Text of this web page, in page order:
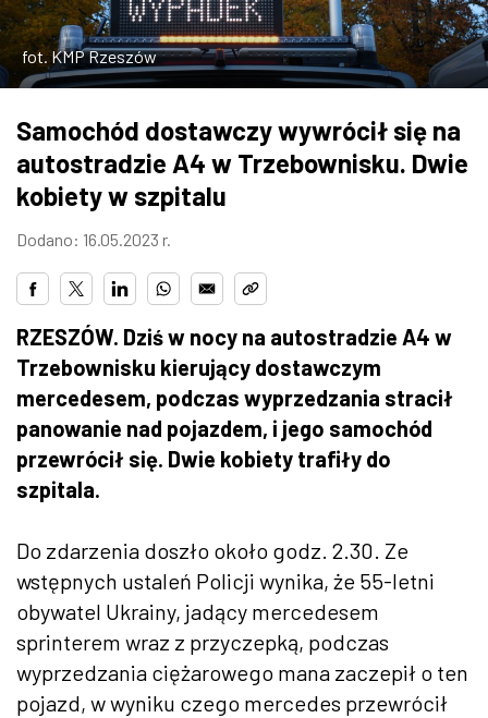
ZDJĘCIA
W RZESZOWIE
fot. KMP Rzeszów
Samochód dostawczy wywrócił się na
autostradzie A4 w Trzebownisku. Dwie
kobiety w szpitalu
Dodano: 16.05.2023 r.
RZESZÓW. Dziś w nocy na autostradzie A4 w
Trzebownisku kierujący dostawczym
mercedesem, podczas wyprzedzania stracił
panowanie nad pojazdem, i jego samochód
przewrócił się. Dwie kobiety trafiły do
szpitala.
Do zdarzenia doszło około godz. 2.30. Ze
wstępnych ustaleń Policji wynika, że 55-letni
obywatel Ukrainy, jadący mercedesem
sprinterem wraz z przyczepką, podczas
wyprzedzania ciężarowego mana zaczepił o ten
pojazd, w wyniku czego mercedes przewrócił